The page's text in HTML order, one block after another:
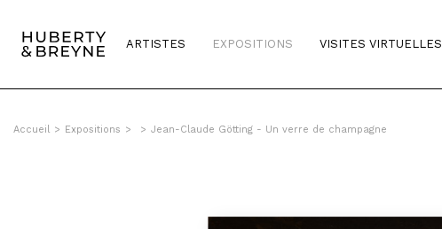
ARTISTES EXPOSITIONS VISITES VIRTUELLES
Accueil > Expositions > > Jean-Claude Götting - Un verre de champagne